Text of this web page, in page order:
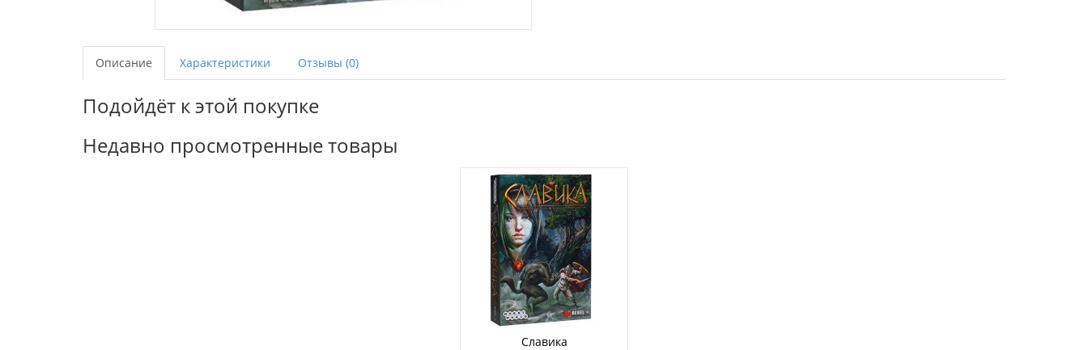
Описание Характеристики Отзывы (0)
Подойдёт к этой покупке
Недавно просмотренные товары
Славика